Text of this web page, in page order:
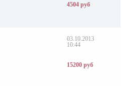
4504 руб
03.10.2013
10:44
15200 руб